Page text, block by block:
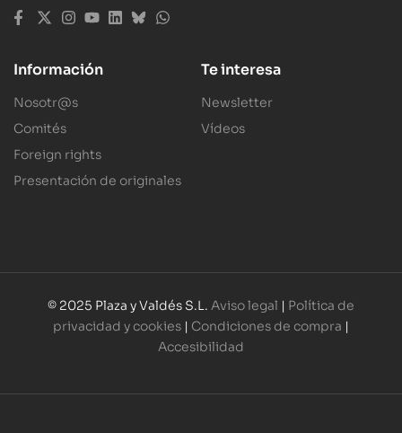
Información
Nosotr@s
Comités
Foreign rights
Presentación de originales
Te interesa
Newsletter
Vídeos
© 2025 Plaza y Valdés S.L. Aviso legal | Política de
privacidad y cookies | Condiciones de compra |
Accesibilidad